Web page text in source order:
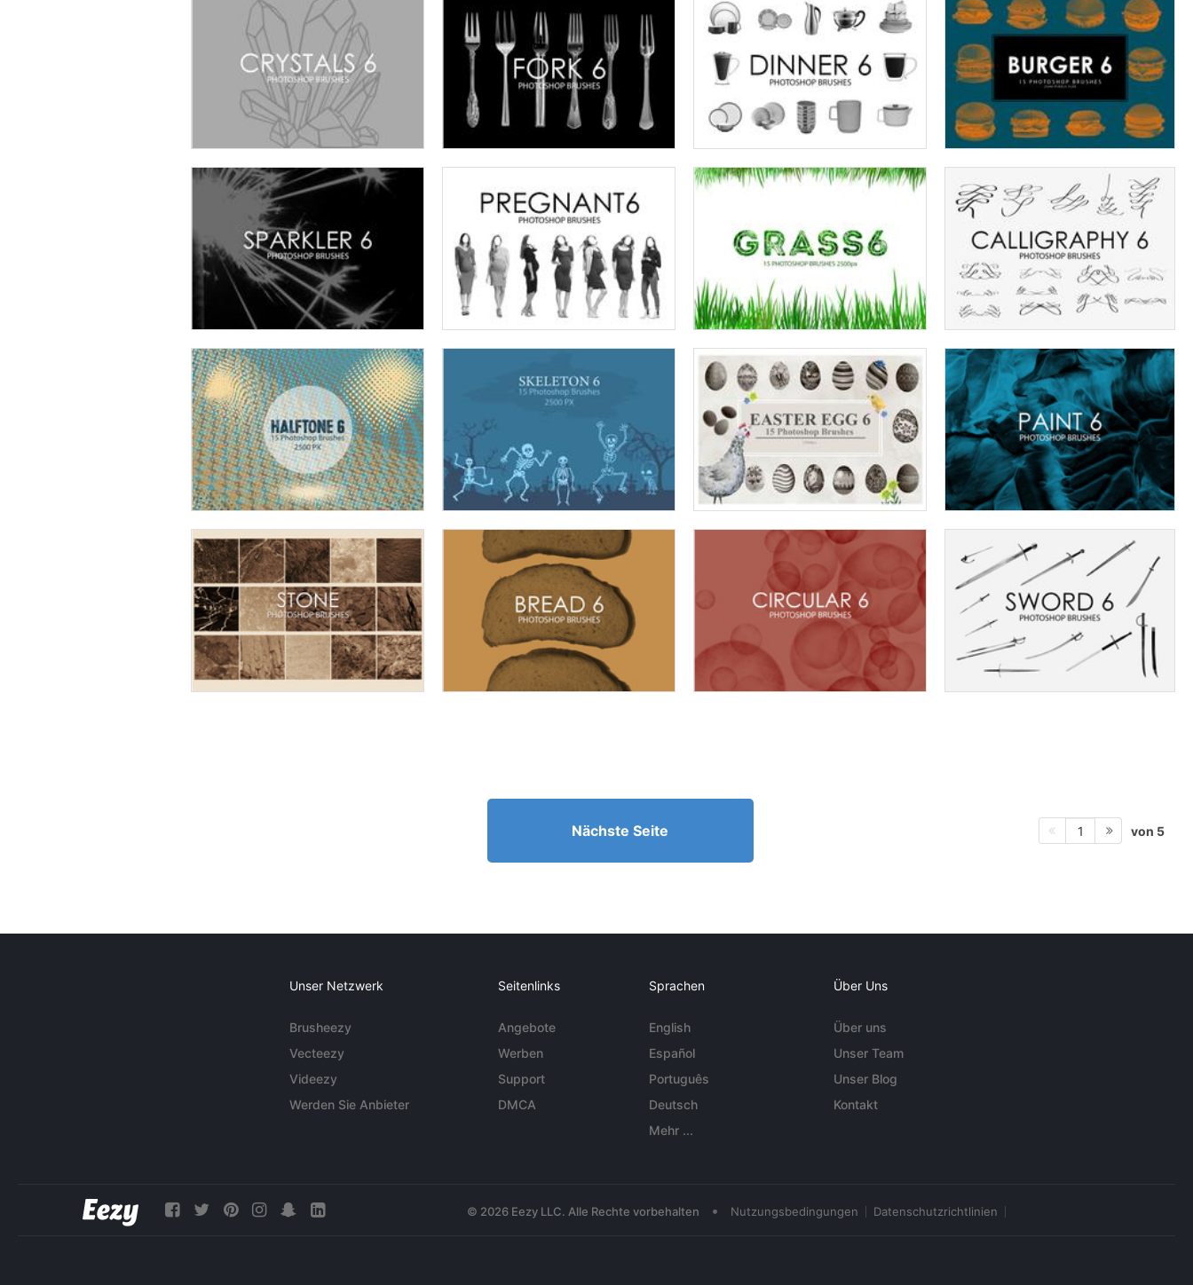
Nächste Seite 1 von 5
Unser Netzwerk
Brusheezy
Vecteezy
Videezy
Werden Sie Anbieter
Seitenlinks
Angebote
Werben
Support
DMCA
Sprachen
English
Español
Português
Deutsch
Mehr ...
Über Uns
Über uns
Unser Team
Unser Blog
Kontakt
© 2026 Eezy LLC. Alle Rechte vorbehalten • Nutzungsbedingungen Datenschutzrichtlinien